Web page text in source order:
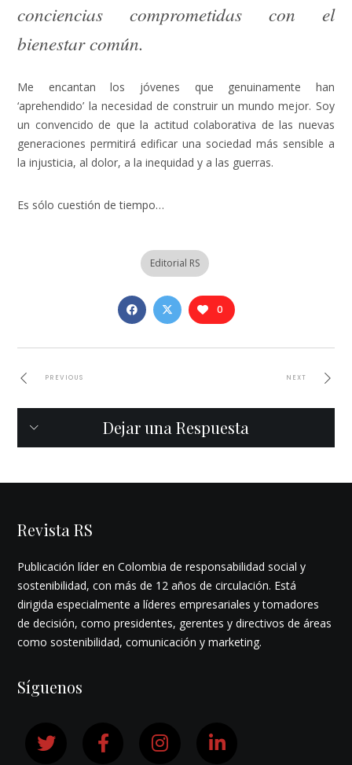
conciencias comprometidas con el
bienestar común.
Me encantan los jóvenes que genuinamente han
‘aprehendido’ la necesidad de construir un mundo mejor. Soy
un convencido de que la actitud colaborativa de las nuevas
generaciones permitirá edificar una sociedad más sensible a
la injusticia, al dolor, a la inequidad y a las guerras.
Es sólo cuestión de tiempo…
Editorial RS
0
PREVIOUS NEXT
Dejar una Respuesta
Revista RS
Publicación líder en Colombia de responsabilidad social y
sostenibilidad, con más de 12 años de circulación. Está
dirigida especialmente a líderes empresariales y tomadores
de decisión, como presidentes, gerentes y directivos de áreas
como sostenibilidad, comunicación y marketing.
Síguenos